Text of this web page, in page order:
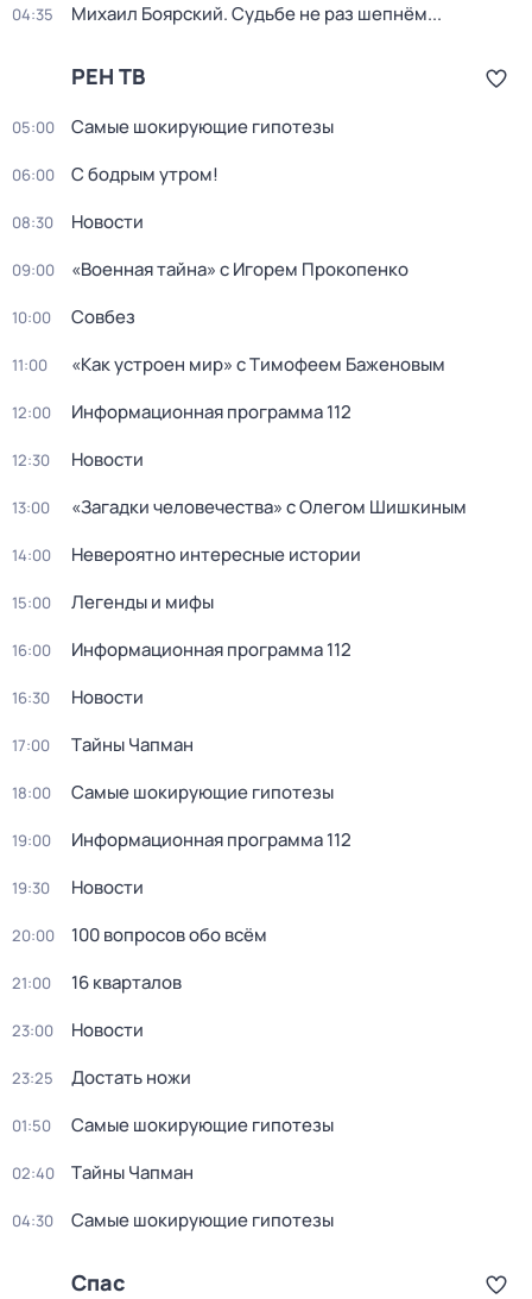
04:35 Михаил Боярский. Судьбе не раз шепнём...
РЕН ТВ
05:00 Самые шoкиpующие гипотезы
06:00 С бодрым утром!
08:30 Новости
09:00 «Военная тайна» с Игорем Прокопенко
10:00 Совбез
11:00 «Как устроен мир» с Тимофеем Баженовым
12:00 Информационная программа 112
12:30 Новости
13:00 «Загадки человечества» с Олегом Шишкиным
14:00 Невероятно интересные истории
15:00 Легенды и мифы
16:00 Информационная программа 112
16:30 Новости
17:00 Тaйны Чапман
18:00 Самые шoкиpующие гипотезы
19:00 Информационная программа 112
19:30 Новости
20:00 100 вопросов обо всём
21:00 16 кварталов
23:00 Новости
23:25 Достать ножи
01:50 Самые шoкиpующие гипотезы
02:40 Тaйны Чапман
04:30 Самые шoкиpующие гипотезы
Спас